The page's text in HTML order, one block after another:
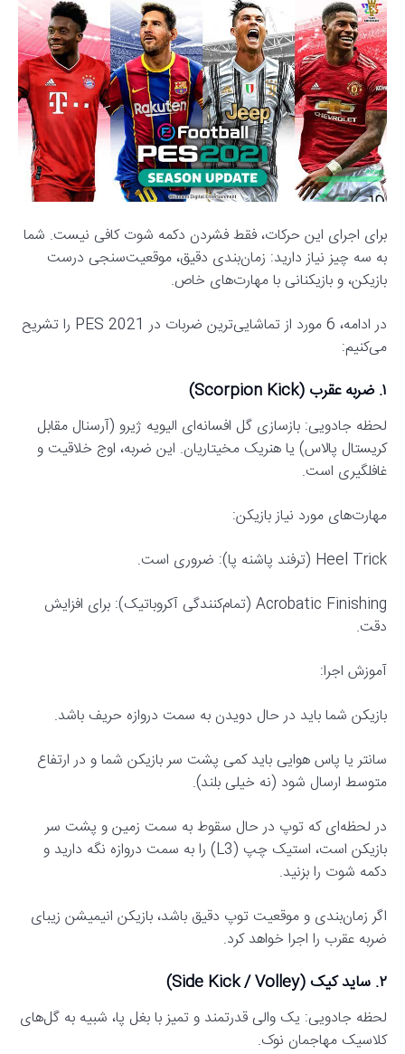
برای اجرای این حرکات، فقط فشردن دکمه شوت کافی نیست. شما
به سه چیز نیاز دارید: زمان‌بندی دقیق، موقعیت‌سنجی درست
بازیکن، و بازیکنانی با مهارت‌های خاص.
در ادامه، 6 مورد از تماشایی‌ترین ضربات در PES 2021 را تشریح
می‌کنیم:
۱. ضربه عقرب (Scorpion Kick)
لحظه جادویی: بازسازی گل افسانه‌ای الیویه ژیرو (آرسنال مقابل
کریستال پالاس) یا هنریک مخیتاریان. این ضربه، اوج خلاقیت و
غافلگیری است.
مهارت‌های مورد نیاز بازیکن:
Heel Trick (ترفند پاشنه پا): ضروری است.
Acrobatic Finishing (تمام‌کنندگی آکروباتیک): برای افزایش
دقت.
آموزش اجرا:
بازیکن شما باید در حال دویدن به سمت دروازه حریف باشد.
سانتر یا پاس هوایی باید کمی پشت سر بازیکن شما و در ارتفاع
متوسط ارسال شود (نه خیلی بلند).
در لحظه‌ای که توپ در حال سقوط به سمت زمین و پشت سر
بازیکن است، استیک چپ (L3) را به سمت دروازه نگه دارید و
دکمه شوت را بزنید.
اگر زمان‌بندی و موقعیت توپ دقیق باشد، بازیکن انیمیشن زیبای
ضربه عقرب را اجرا خواهد کرد.
۲. ساید کیک (Side Kick / Volley)
لحظه جادویی: یک والی قدرتمند و تمیز با بغل پا، شبیه به گل‌های
کلاسیک مهاجمان نوک.